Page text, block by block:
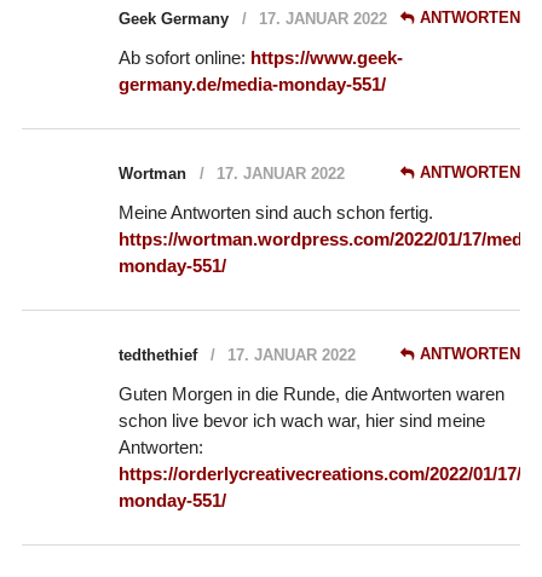
Geek Germany 17. JANUAR 2022 ANTWORTEN
Ab sofort online: https://www.geek-
germany.de/media-monday-551/
Wortman 17. JANUAR 2022 ANTWORTEN
Meine Antworten sind auch schon fertig.
https://wortman.wordpress.com/2022/01/17/media-
monday-551/
tedthethief 17. JANUAR 2022 ANTWORTEN
Guten Morgen in die Runde, die Antworten waren
schon live bevor ich wach war, hier sind meine
Antworten:
https://orderlycreativecreations.com/2022/01/17/
monday-551/